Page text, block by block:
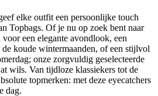
elke outfit een persoonlijke touch
Topbags. Of je nu op zoek bent naar
een elegante avondlook, een
koude wintermaanden, of een stijlvol
onze zorgvuldig geselecteerde
wils. Van tijdloze klassiekers tot de
topmerken: met deze eyecatchers
dag.